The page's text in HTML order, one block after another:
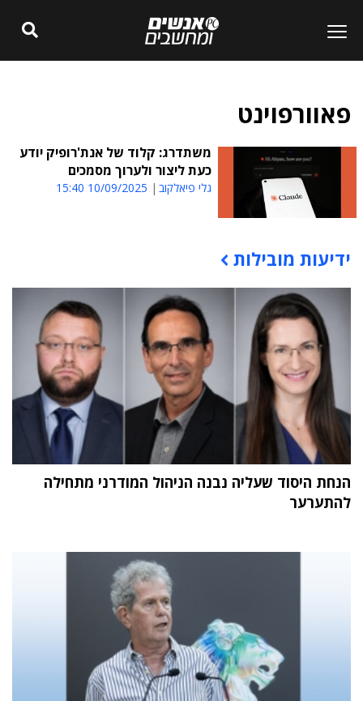
פאוורפוינט
משתדרג: קלוד של אנת'רופיק יודע
כעת ליצור ולערוך מסמכים
גלי פיאלקוב 10/09/2025 15:40
תוכן פרסומי
ידיעות מובילות
הנחת היסוד שעליה נבנה הניהול המודרני מתחילה
להתערער